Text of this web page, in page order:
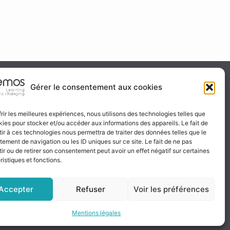
Gérer le consentement aux cookies
les meilleures expériences, nous utilisons des technologies telles que
pour stocker et/ou accéder aux informations des appareils. Le fait de
à ces technologies nous permettra de traiter des données telles que le
de navigation ou les ID uniques sur ce site. Le fait de ne pas
ou de retirer son consentement peut avoir un effet négatif sur certaines
et fonctions.
Refuser Voir les préférences
Mentions légales
& certification
certificat
nous